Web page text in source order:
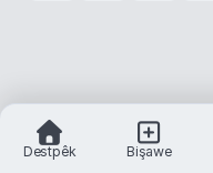
Destpêk Bişawe